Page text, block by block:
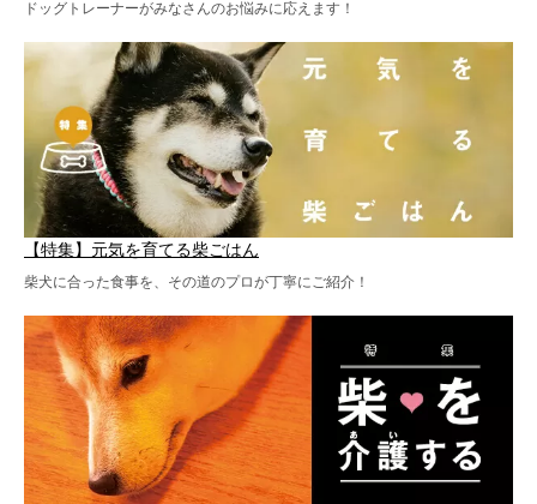
ドッグトレーナーがみなさんのお悩みに応えます！
【特集】元気を育てる柴ごはん
柴犬に合った食事を、その道のプロが丁寧にご紹介！